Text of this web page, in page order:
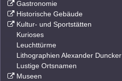
Gastronomie
Historische Gebäude
Kultur- und Sportstätten
Kurioses
Leuchttürme
Lithographien Alexander Duncker
Lustige Ortsnamen
Museen